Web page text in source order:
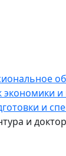
экономики
и
и